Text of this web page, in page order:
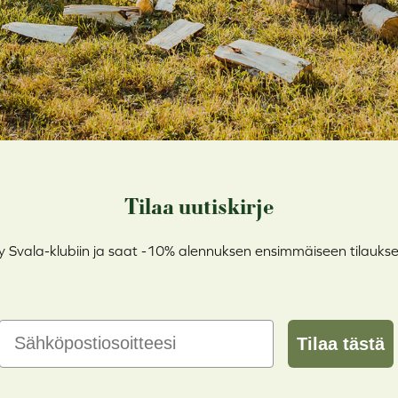
Tilaa uutiskirje
Svala-klubiin ja saat -10% alennuksen ensimmäiseen
Tilaa tästä